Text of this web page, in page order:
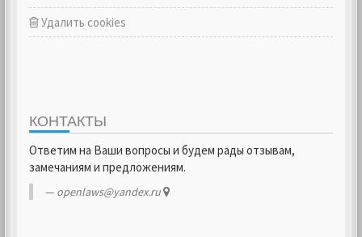
Удалить cookies
КОНТАКТЫ
Ответим на Ваши вопросы и будем рады отзывам,
замечаниям и предложениям.
openlaws@yandex.ru